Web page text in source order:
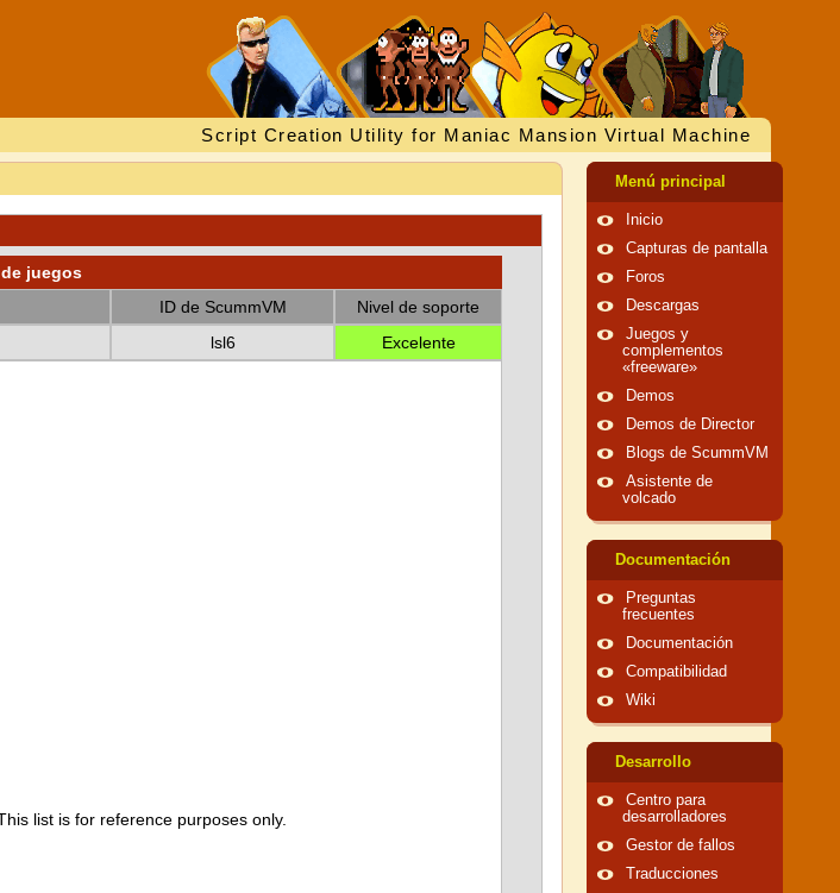
Script Creation Utility for Maniac Mansion Virtual Machine
juegos
ID de ScummVM
Nivel de soporte
lsl6 Excelente
list is for reference purposes only.
Menú principal
Inicio
Capturas de pantalla
Foros
Descargas
Juegos y
complementos
«freeware»
Demos
Demos de Director
Blogs de ScummVM
Asistente de
volcado
Documentación
Preguntas
frecuentes
Documentación
Compatibilidad
Wiki
Desarrollo
Centro para
desarrolladores
Gestor de fallos
Traducciones